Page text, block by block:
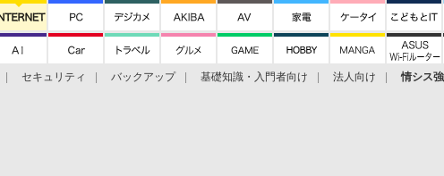
セキュリティ バックアップ 基礎知識・入門者向け 法人向け 情シス